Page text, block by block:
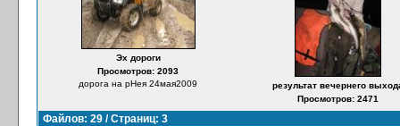
Эх дороги
Просмотров: 2093
дорога на рНея 24мая2009
результат вечернего
Просмотров: 2471
Файлов: 29 / Страниц: 3